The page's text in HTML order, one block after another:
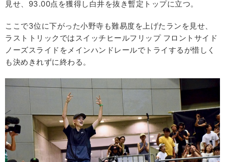
見せ、93.00点を獲得し白井を抜き暫定トップに立つ。
ここで3位に下がった小野寺も難易度を上げたランを見せ、
ラストトリックではスイッチヒールフリップ フロントサイド
ノーズスライドをメインハンドレールでトライするが惜しく
も決めきれずに終わる。